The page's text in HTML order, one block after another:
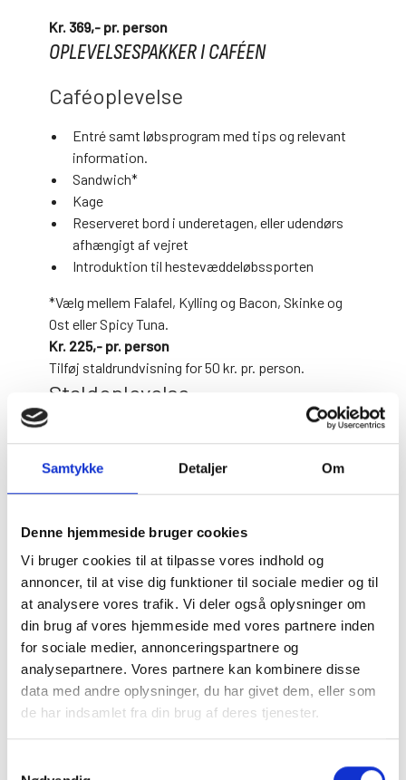
Samtykke Detaljer Om
Denne hjemmeside bruger cookies
Vi bruger cookies til at tilpasse vores indhold og
annoncer, til at vise dig funktioner til sociale medier og til
at analysere vores trafik. Vi deler også oplysninger om
din brug af vores hjemmeside med vores partnere inden
for sociale medier, annonceringspartnere og
analysepartnere. Vores partnere kan kombinere disse
data med andre oplysninger, du har givet dem, eller som
de har indsamlet fra din brug af deres tjenester.
Kr. 369,- pr. person
OPLEVELSESPAKKER I CAFÉEN
Caféoplevelse
Entré samt løbsprogram med tips og relevant
information.
Sandwich*
Kage
Reserveret bord i underetagen, eller udendørs
afhængigt af vejret
Introduktion til hestevæddeløbssporten
*Vælg mellem Falafel, Kylling og Bacon, Skinke og
Ost eller Spicy Tuna.
Kr. 225,- pr. person
Tilføj staldrundvisning for 50 kr. pr. person.
Staldoplevelse
Entré samt løbsprogram med tips og relevant
Staldrundvisning
Introduktion til hestevæddeløbssporten
afhængigt af vejret
Kr. 150,- pr. person
Pakkerne kan købes mindst 3 dage før igennem
vores billetsystem
Køb her
Vil du vide mere om spil på heste?